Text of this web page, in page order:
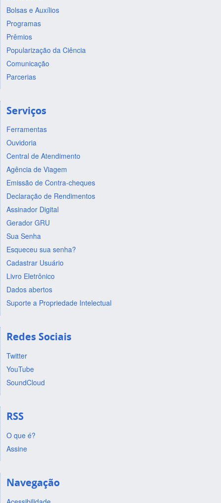
Bolsas e Auxílios
Programas
Prêmios
Popularização da Ciência
Comunicação
Parcerias
Serviços
Ferramentas
Ouvidoria
Central de Atendimento
Agência de Viagem
Emissão de Contra-cheques
Declaração de Rendimentos
Assinador Digital
Gerador GRU
Sua Senha
Esqueceu sua senha?
Cadastrar Usuário
Livro Eletrônico
Dados abertos
Suporte a Propriedade Intelectual
Redes Sociais
Twitter
YouTube
SoundCloud
RSS
O que é?
Assine
Navegação